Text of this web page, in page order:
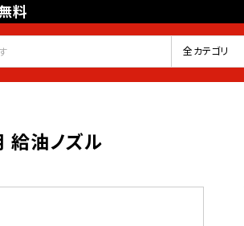
料
ログイン お気に入り
全カテゴリ
給油ノズル